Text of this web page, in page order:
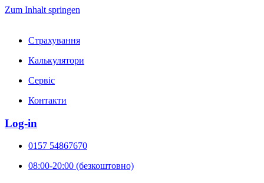
Zum Inhalt springen
Страхування
Калькулятори
Сервіс
Контакти
Log-in
0157 54867670
08:00-20:00 (безкоштовно)